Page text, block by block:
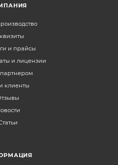
и прайсы
и лицензии
партнером
клиенты